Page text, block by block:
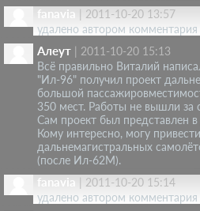
fanavia
2011-10-20 13:57
удалено автором комментария
Алеут
2011-10-20 15:13
Всё правильно Виталий
"Ил-96" получил проект
большой
350 мест. Работы не вышли за
Сам проект был представлен
Кому интересно, могу
дальнемагистральных
(после Ил-62М).
fanavia
2011-10-20 15:14
удалено автором комментария